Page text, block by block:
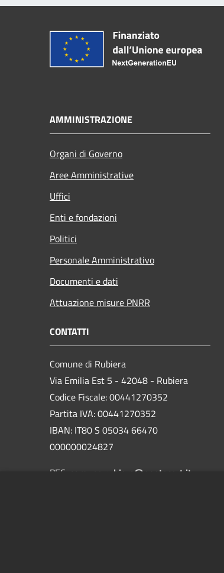
AMMINISTRAZIONE
Organi di Governo
Aree Amministrative
Uffici
Enti e fondazioni
Politici
Personale Amministrativo
Documenti e dati
Attuazione misure PNRR
CONTATTI
Comune di Rubiera
Via Emilia Est 5 - 42048 - Rubiera
Codice Fiscale: 00441270352
Partita IVA: 00441270352
IBAN: IT80 S 05034 66470
000000024827
PEC: comune.rubiera@postecert.it